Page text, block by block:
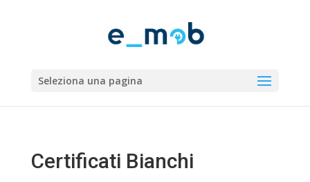
Seleziona una pagina
Certificati Bianchi